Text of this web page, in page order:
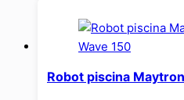
Robot piscina